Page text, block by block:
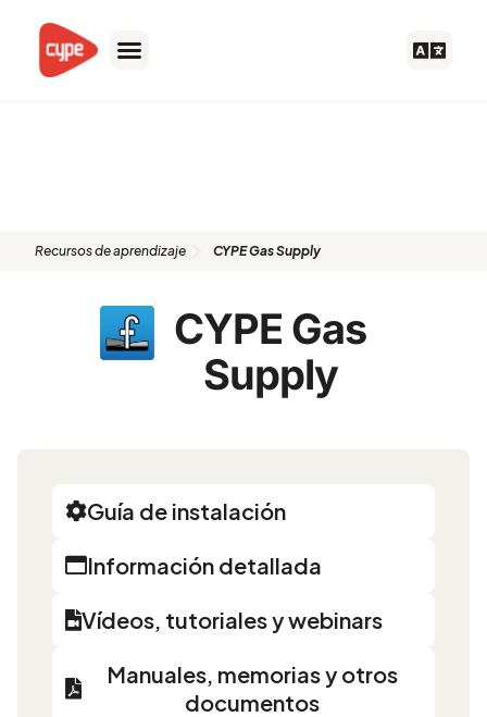
contenido
Recursos de aprendizaje CYPE Gas Supply
CYPE Gas
Supply
Guía de instalación
Información detallada
Vídeos, tutoriales y webinars
Manuales, memorias y otros
documentos